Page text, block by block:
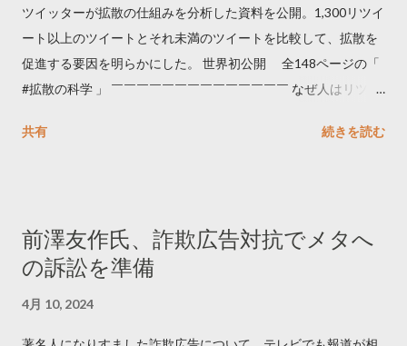
ツイッターが拡散の仕組みを分析した資料を公開。1,300リツイ
ート以上のツイートとそれ未満のツイートを比較して、拡散を
促進する要因を明らかにした。 世界初公開 全148ページの「
#拡散の科学 」 ￣￣￣￣￣￣￣￣￣￣￣￣￣￣ なぜ人はリツイ
学しました。 ー バズの目安は1300リツイート ー 人は16の熱量
トするのか？ https://marketing.twitter.com/ja/insights/kakusan
共有 続きを読む
前澤友作氏、詐欺広告対抗でメタへ
の訴訟を準備
4月 10, 2024